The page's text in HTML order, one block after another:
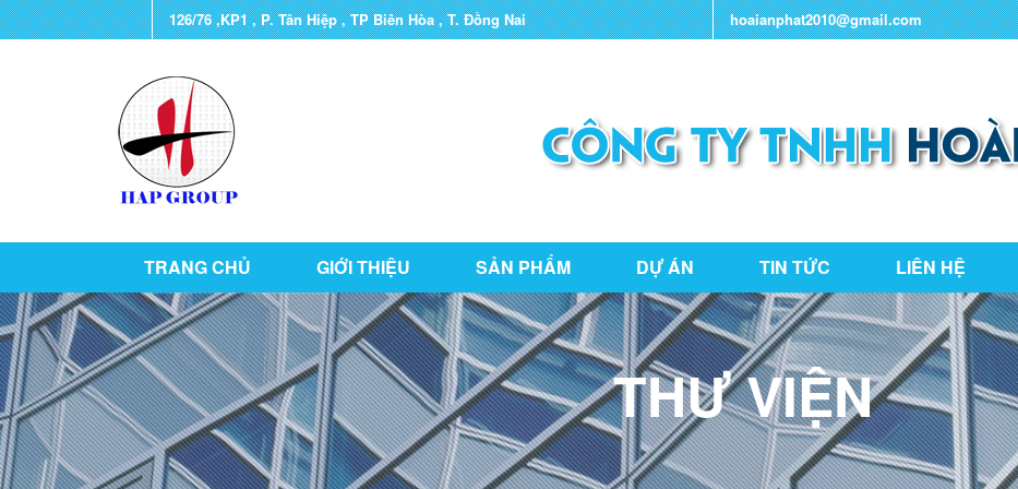
126/76 ,KP1 , P. Tân Hiệp , TP Biên Hòa , T. Đồng Nai hoaianphat2010@gmail.com
TRANG CHỦ GIỚI THIỆU SẢN PHẨM DỰ ÁN TIN TỨC LIÊN HỆ
THƯ VIỆN